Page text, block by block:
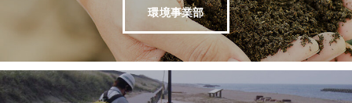
環境事業部